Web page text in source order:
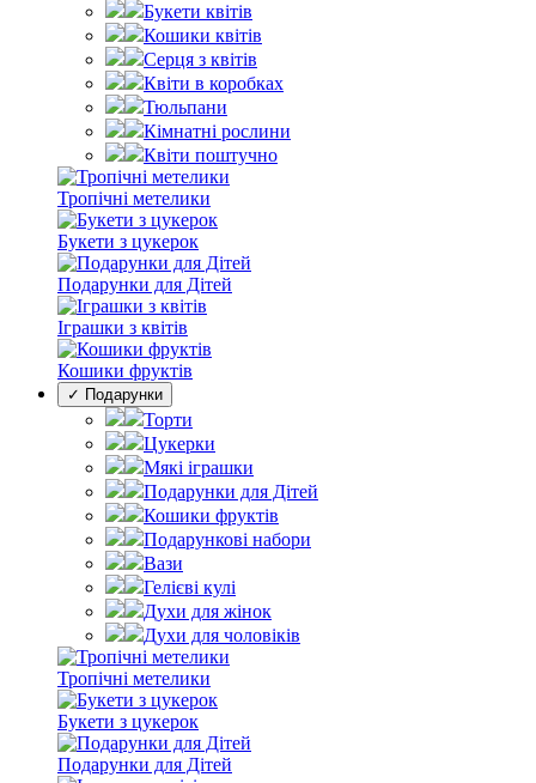
Букети квітів
Кошики квітів
Серця з квітів
Квіти в коробках
Тюльпани
Кімнатні рослини
Квіти поштучно
Тропічні метелики
Букети з цукерок
Подарунки для Дітей
Іграшки з квітів
Кошики фруктів
✓ Подарунки
Торти
Цукерки
Мякі іграшки
Подарунки для Дітей
Кошики фруктів
Подарункові набори
Вази
Гелієві кулі
Духи для жінок
Духи для чоловіків
Тропічні метелики
Букети з цукерок
Подарунки для Дітей